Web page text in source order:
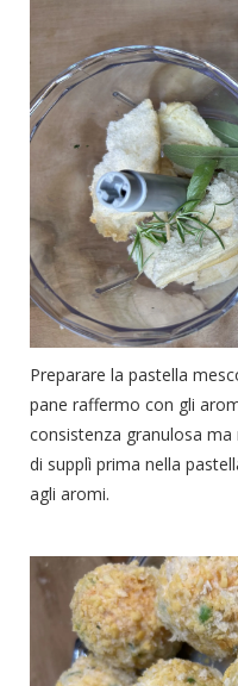
Preparare la pastella
pane raffermo con gli
consistenza granulosa
di supplì prima nella
agli aromi.